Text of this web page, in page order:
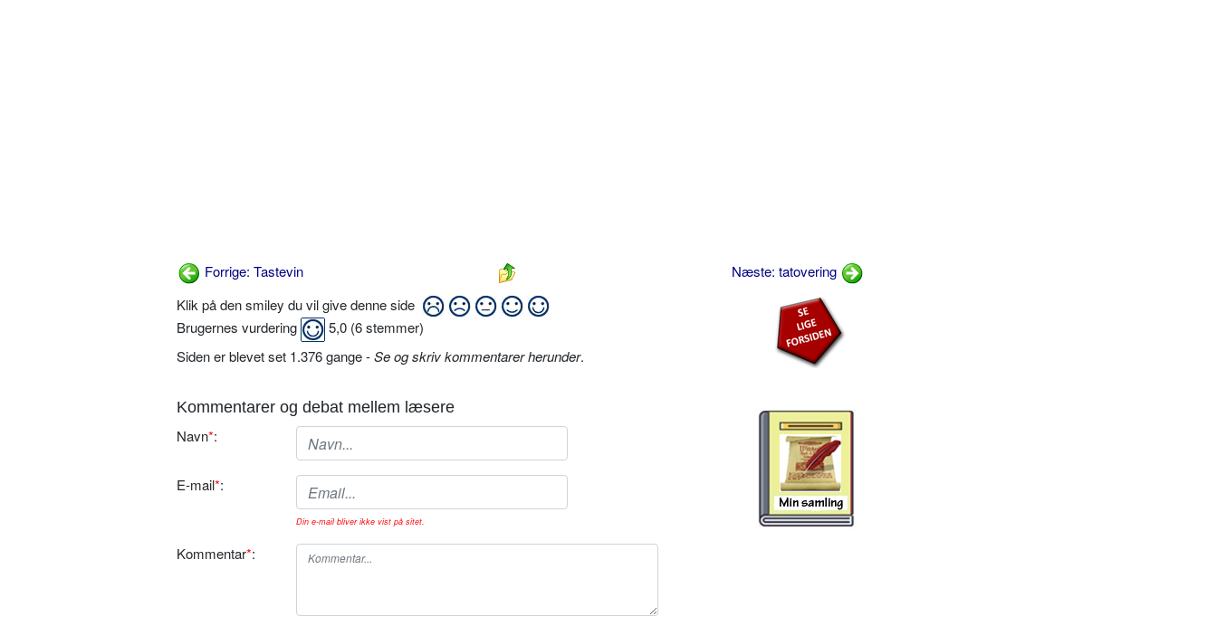
Forrige: Tastevin
Næste: tatovering
Klik på den smiley du vil give denne side
Brugernes vurdering
5,0 (6stemmer)
Siden er blevet set 1.376 gange -Se og skriv kommentarer herunder.
Kommentarer og debat mellem læsere
Navn*:
E-mail*:
Din e-mail bliver ikke vist på sitet.
Kommentar*: